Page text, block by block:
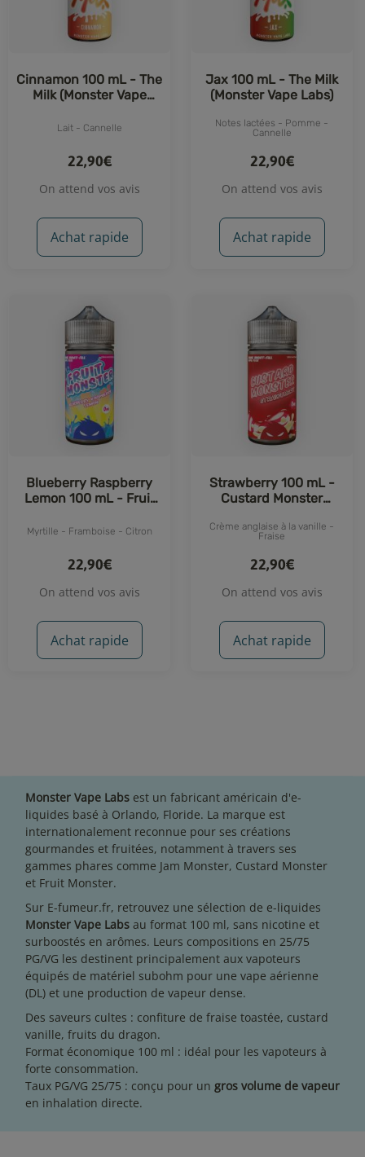
Cinnamon 100 mL - The
Milk (Monster Vape
Lait - Cannelle
22,90€
On attend vos avis
Achat rapide
Jax 100 mL - The Milk
(Monster Vape Labs)
Notes lactées - Pomme -
Cannelle
22,90€
On attend vos avis
Achat rapide
Blueberry Raspberry
Lemon 100 mL - Fruit
Labs)
Myrtille - Framboise - Citron
22,90€
On attend vos avis
Achat rapide
Strawberry 100 mL -
Custard Monster
Crème anglaise à la vanille -
Fraise
22,90€
On attend vos avis
Achat rapide
Monster Vape Labs est un fabricant américain d'e-
liquides basé à Orlando, Floride. La marque est
internationalement reconnue pour ses créations
gourmandes et fruitées, notamment à travers ses
gammes phares comme Jam Monster, Custard Monster
et Fruit Monster.
Sur E-fumeur.fr, retrouvez une sélection de e-liquides
Monster Vape Labs au format 100 ml, sans nicotine et
surboostés en arômes. Leurs compositions en 25/75
PG/VG les destinent principalement aux vapoteurs
équipés de matériel subohm pour une vape aérienne
(DL) et une production de vapeur dense.
Des saveurs cultes : confiture de fraise toastée, custard
vanille, fruits du dragon.
Format économique 100 ml : idéal pour les vapoteurs à
forte consommation.
Taux PG/VG 25/75 : conçu pour un gros volume de vapeur
en inhalation directe.